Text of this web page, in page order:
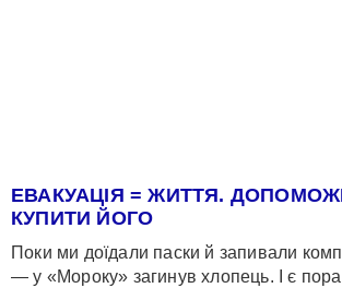
ЕВАКУАЦІЯ = ЖИТТЯ.
КУПИТИ ЙОГО
Поки ми доїдали паски й запивали
— у «Мороку» загинув хлопець. І є